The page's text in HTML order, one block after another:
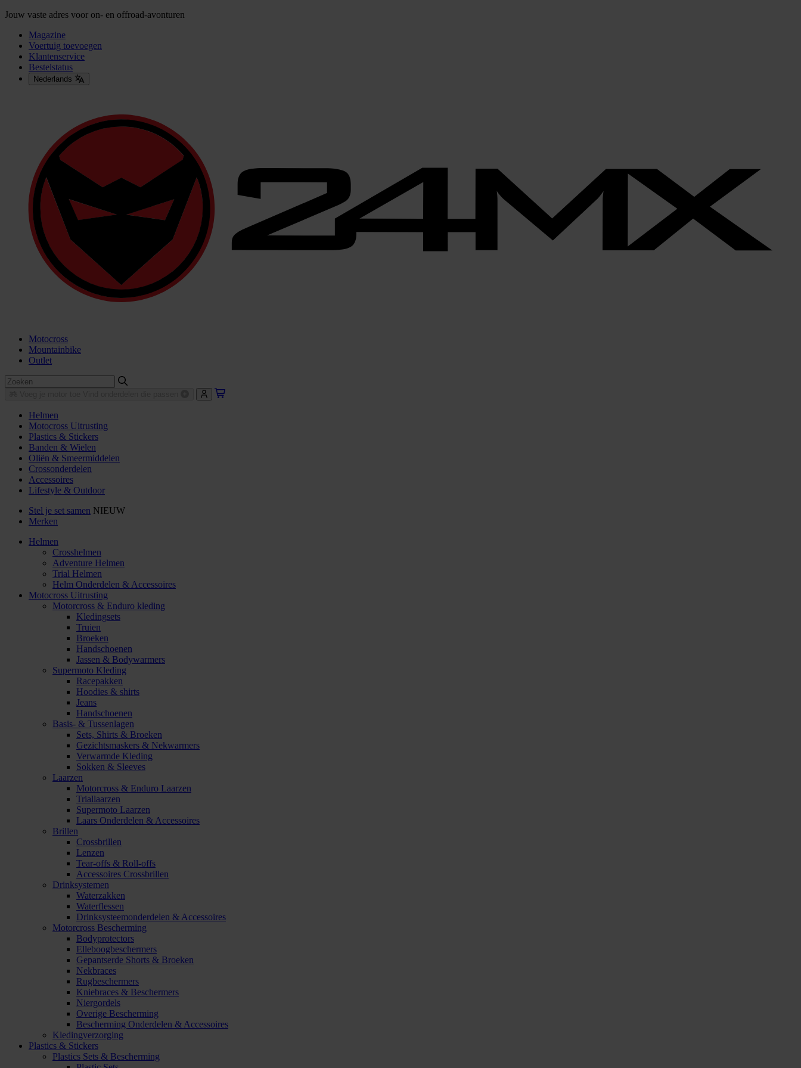
Jouw vaste adres voor on- en offroad-avonturen
Magazine
Voertuig toevoegen
Klantenservice
Bestelstatus
Nederlands
Motocross
Mountainbike
Outlet
Helmen
Motocross Uitrusting
Plastics & Stickers
Banden & Wielen
Oliën & Smeermiddelen
Crossonderdelen
Accessoires
Lifestyle & Outdoor
Stel je set samen NIEUW
Merken
Helmen
Crosshelmen
Adventure Helmen
Trial Helmen
Helm Onderdelen & Accessoires
Motocross Uitrusting
Motorcross & Enduro kleding
Kledingsets
Truien
Broeken
Handschoenen
Jassen & Bodywarmers
Supermoto Kleding
Racepakken
Hoodies & shirts
Jeans
Handschoenen
Basis- & Tussenlagen
Sets, Shirts & Broeken
Gezichtsmaskers & Nekwarmers
Verwarmde Kleding
Sokken & Sleeves
Laarzen
Motorcross & Enduro Laarzen
Triallaarzen
Supermoto Laarzen
Laars Onderdelen & Accessoires
Brillen
Crossbrillen
Lenzen
Tear-offs & Roll-offs
Accessoires Crossbrillen
Drinksystemen
Waterzakken
Waterflessen
Drinksysteemonderdelen & Accessoires
Motorcross Bescherming
Bodyprotectors
Elleboogbeschermers
Gepantserde Shorts & Broeken
Nekbraces
Rugbeschermers
Kniebraces & Beschermers
Niergordels
Overige Bescherming
Bescherming Onderdelen & Accessoires
Kledingverzorging
Plastics & Stickers
Plastics Sets & Bescherming